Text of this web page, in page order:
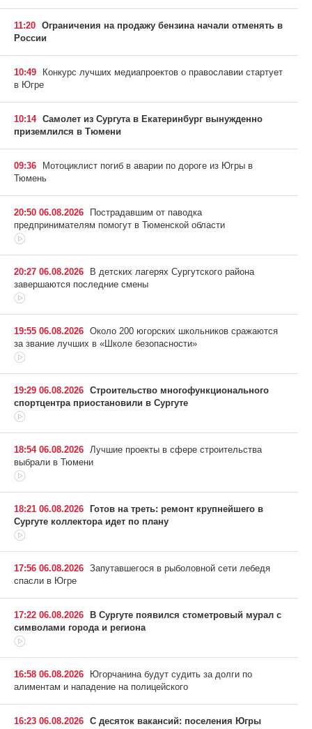
11:20 Ограничения на продажу бензина начали отменять в
России
10:49
Конкурс лучших медиапроектов о православии стартует
в Югре
10:14 Самолет из Сургута в Екатеринбург вынужденно
приземлился в Тюмени
09:36
Мотоциклист погиб в аварии по дороге из Югры в
Тюмень
20:50 06.08.2026
Пострадавшим от паводка
предпринимателям помогут в Тюменской области
20:27 06.08.2026
В детских лагерях Сургутского района
завершаются последние смены
19:55 06.08.2026 Около 200 югорских школьников сражаются
за звание лучших в «Школе безопасности»
19:29 06.08.2026 Строительство многофункционального
спортцентра приостановили в Сургуте
18:54 06.08.2026
Лучшие проекты в сфере строительства
выбрали в Тюмени
18:21 06.08.2026 Готов на треть: ремонт крупнейшего в
Сургуте коллектора идет по плану
17:56 06.08.2026 Запутавшегося в рыболовной сети лебедя
спасли в Югре
17:22 06.08.2026 В Сургуте появился стометровый мурал с
символами города и региона
16:58 06.08.2026
Югорчанина будут судить за долги по
алиментам и нападение на полицейского
16:23 06.08.2026 С десяток вакансий: поселения Югры